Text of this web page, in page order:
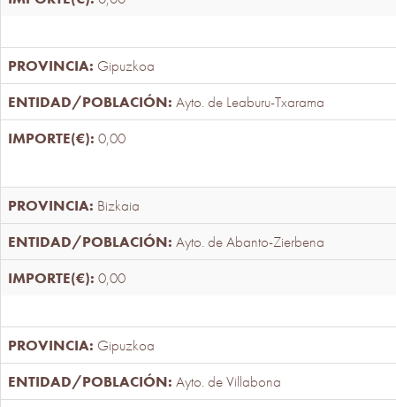
Gipuzkoa
Ayto. de Leaburu-Txarama
0,00
Bizkaia
Ayto. de Abanto-Zierbena
0,00
Gipuzkoa
Ayto. de Villabona